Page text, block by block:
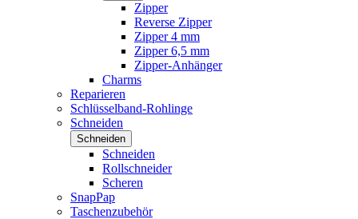
Zipper
Reverse Zipper
Zipper 4 mm
Zipper 6,5 mm
Zipper-Anhänger
Charms
Reparieren
Schlüsselband-Rohlinge
Schneiden
Schneiden
Schneiden
Rollschneider
Scheren
SnapPap
Taschenzubehör